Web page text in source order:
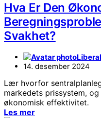
Hva Er Den
Svakhet?
14. desember 2024
Lær hvorfor
markedets prissystem,
økonomisk effektivitet.
Les mer